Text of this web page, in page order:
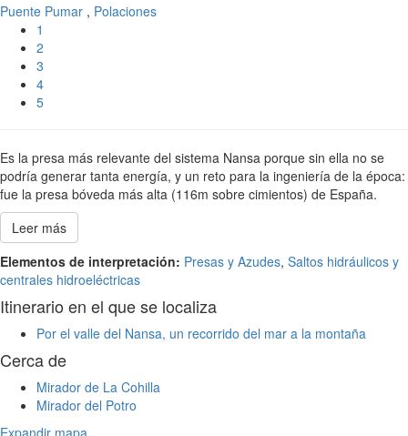
Puente Pumar , Polaciones
1
2
3
4
5
Es la presa más relevante del sistema Nansa porque sin ella no se
podría generar tanta energía, y un reto para la ingeniería de la época:
fue la presa bóveda más alta (116m sobre cimientos) de España.
Leer más
Elementos de interpretación: Presas y Azudes, Saltos hidráulicos y
centrales hidroeléctricas
Itinerario en el que se localiza
Por el valle del Nansa, un recorrido del mar a la montaña
Cerca de
Mirador de La Cohilla
Mirador del Potro